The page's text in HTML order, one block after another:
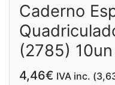
Caderno
(2785) 10un
4,46€ IVA inc. (